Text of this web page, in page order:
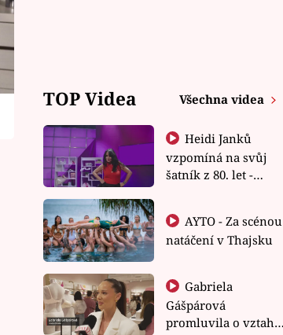
TOP Videa Všechna videa
Heidi Janků
vzpomíná na svůj
šatník z 80. let -
natáčení v Thajsku
Gabriela
Gášpárová
promluvila o vztahu